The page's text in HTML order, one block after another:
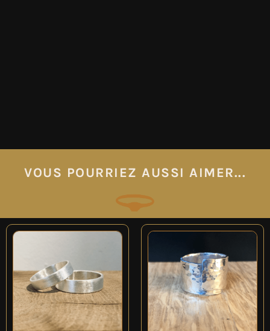
VOUS POURRIEZ AUSSI AIMER...